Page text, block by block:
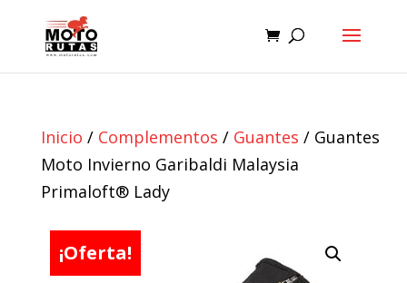
Inicio / Complementos / Guantes / Guantes
Moto Invierno Garibaldi Malaysia
Primaloft® Lady
¡Oferta!